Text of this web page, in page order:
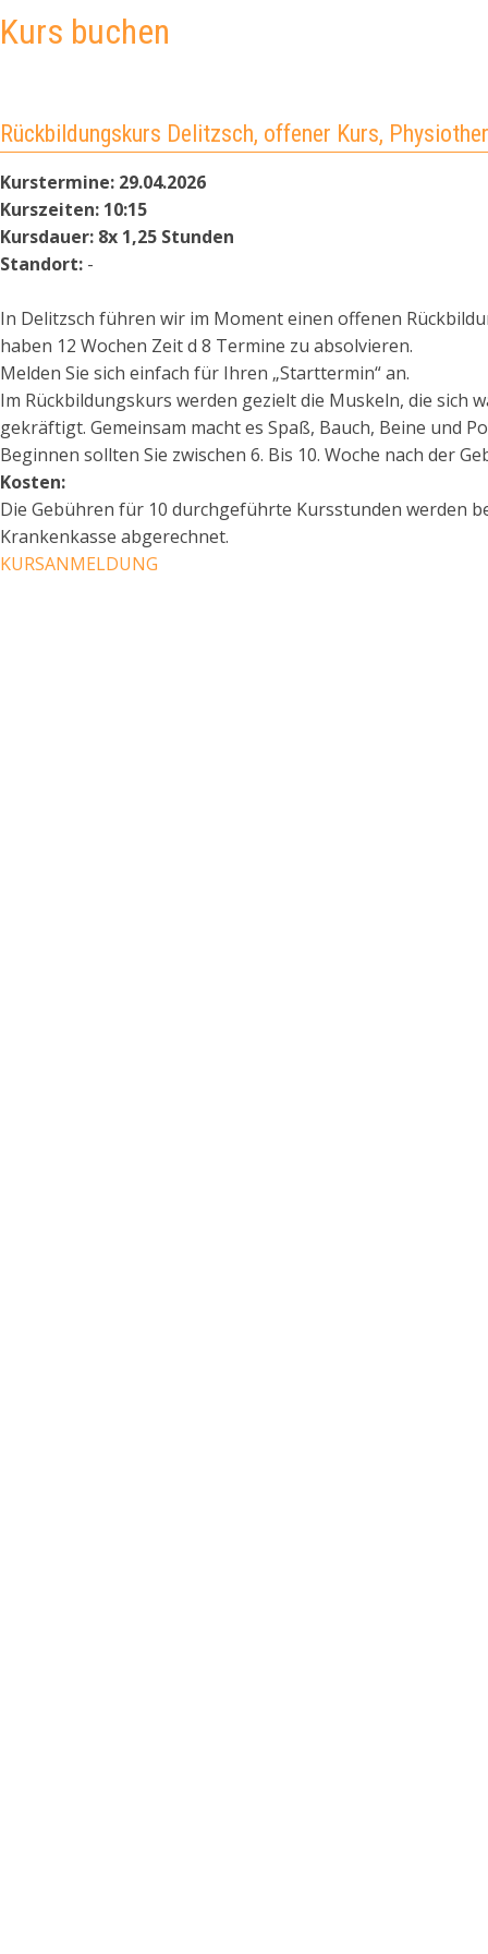
Kurs buchen
Rückbildungskurs Delitzsch, offener Kurs,
Kurstermine: 29.04.2026
Kurszeiten: 10:15
Kursdauer: 8x 1,25 Stunden
Standort: -
In Delitzsch führen wir im Moment einen offenen
haben 12 Wochen Zeit d 8 Termine zu absolvieren.
Melden Sie sich einfach für Ihren „Starttermin“ an.
Im Rückbildungskurs werden gezielt die Muskeln, die sich
gekräftigt. Gemeinsam macht es Spaß, Bauch, Beine und
Beginnen sollten Sie zwischen 6. Bis 10. Woche nach der
Kosten:
Die Gebühren für 10 durchgeführte Kursstunden werden
Krankenkasse abgerechnet.
KURSANMELDUNG